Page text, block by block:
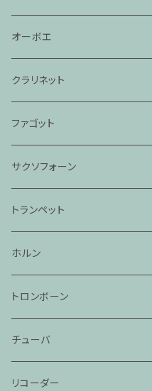
オーボエ
クラリネット
ファゴット
サクソフォーン
トランペット
ホルン
トロンボーン
チューバ
リコーダー